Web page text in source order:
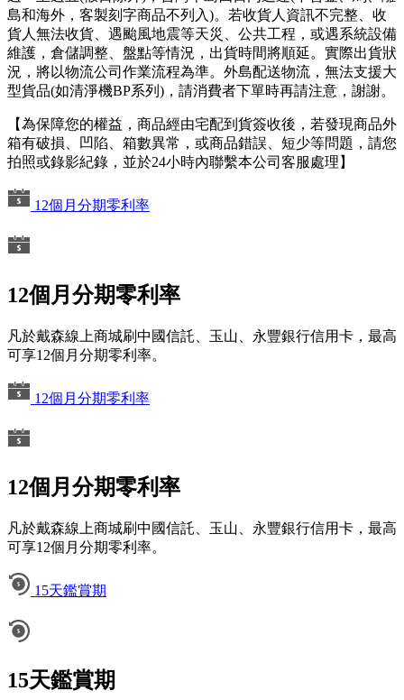
島和海外，客製刻字商品不列入)。若收貨人資訊不完整、收
貨人無法收貨、遇颱風地震等天災、公共工程，或遇系統設備
維護，倉儲調整、盤點等情況，出貨時間將順延。實際出貨狀
況，將以物流公司作業流程為準。外島配送物流，無法支援大
型貨品(如清淨機BP系列)，請消費者下單時再請注意，謝謝。
【為保障您的權益，商品經由宅配到貨簽收後，若發現商品外
箱有破損、凹陷、箱數異常，或商品錯誤、短少等問題，請您
拍照或錄影紀錄，並於24小時內聯繫本公司客服處理】
12個月分期零利率
12個月分期零利率
凡於戴森線上商城刷中國信託、玉山、永豐銀行信用卡，最高
可享12個月分期零利率。
12個月分期零利率
12個月分期零利率
凡於戴森線上商城刷中國信託、玉山、永豐銀行信用卡，最高
可享12個月分期零利率。
15天鑑賞期
15天鑑賞期